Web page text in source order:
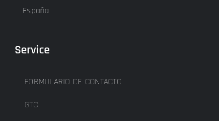
España
Service
FORMULARIO DE CONTACTO
GTC